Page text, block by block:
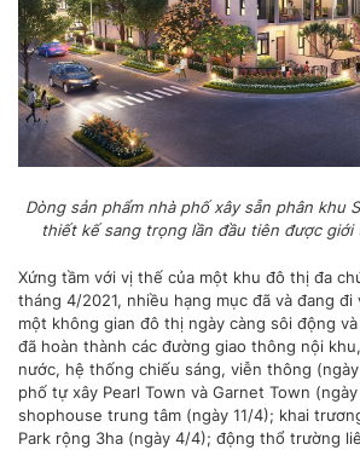
Dòng sản phẩm nhà phố xây sẵn phân khu
thiết kế sang trọng lần đầu tiên được
Xứng tầm với vị thế của một khu đô thị đa
tháng 4/2021, nhiều hạng mục đã và đang đi
một không gian đô thị ngày càng sôi động
đã hoàn thành các đường giao thông nội
nước, hệ thống chiếu sáng, viễn thông
phố tự xây Pearl Town và Garnet Town
shophouse trung tâm (ngày 11/4); khai
Park rộng 3ha (ngày 4/4); động thổ trường